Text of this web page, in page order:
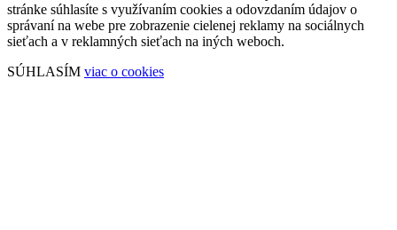
stránke súhlasíte s využívaním cookies a odovzdaním údajov o
správaní na webe pre zobrazenie cielenej reklamy na sociálnych
sieťach a v reklamných sieťach na iných weboch.
SÚHLASÍM viac o cookies